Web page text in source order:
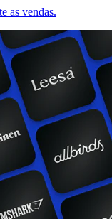
as vendas.